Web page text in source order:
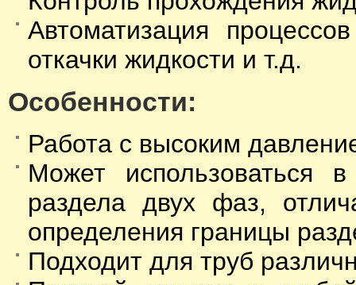
Автоматизация
откачки жидкости и т.д.
Особенности:
Работа c высоким
Может использоваться
раздела двух фаз,
определения границы
Подходит для труб